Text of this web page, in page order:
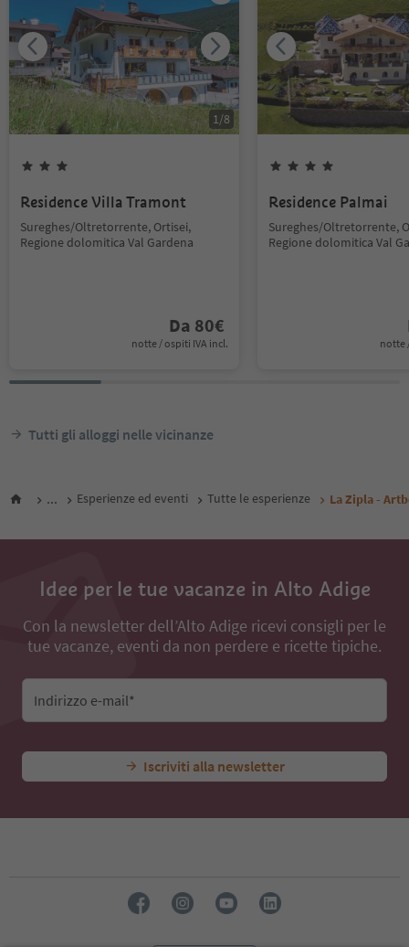
1/8
Residence Villa Tramont
Sureghes/Oltretorrente, Ortisei,
Regione dolomitica Val Gardena
Da 80€
notte / ospiti IVA incl.
Residence Palmai
Sureghes/Oltretorrente,
Regione dolomitica Val
notte
Tutti gli alloggi nelle vicinanze
... Esperienze ed eventi Tutte le esperienze La Zipla -
Idee per le tue vacanze in Alto Adige
Con la newsletter dell’Alto Adige ricevi consigli per le
tue vacanze, eventi da non perdere e ricette tipiche.
Indirizzo e-mail*
Iscriviti alla newsletter